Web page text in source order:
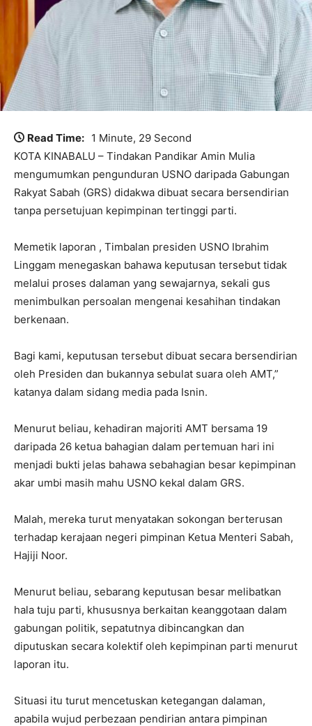
Read Time: 1 Minute, 29 Second
KOTA KINABALU – Tindakan Pandikar Amin Mulia
mengumumkan pengunduran USNO daripada Gabungan
Rakyat Sabah (GRS) didakwa dibuat secara bersendirian
tanpa persetujuan kepimpinan tertinggi parti.
Memetik laporan , Timbalan presiden USNO Ibrahim
Linggam menegaskan bahawa keputusan tersebut tidak
melalui proses dalaman yang sewajarnya, sekali gus
menimbulkan persoalan mengenai kesahihan tindakan
berkenaan.
Bagi kami, keputusan tersebut dibuat secara bersendirian
oleh Presiden dan bukannya sebulat suara oleh AMT,”
katanya dalam sidang media pada Isnin.
Menurut beliau, kehadiran majoriti AMT bersama 19
daripada 26 ketua bahagian dalam pertemuan hari ini
menjadi bukti jelas bahawa sebahagian besar kepimpinan
akar umbi masih mahu USNO kekal dalam GRS.
Malah, mereka turut menyatakan sokongan berterusan
terhadap kerajaan negeri pimpinan Ketua Menteri Sabah,
Hajiji Noor.
Menurut beliau, sebarang keputusan besar melibatkan
hala tuju parti, khususnya berkaitan keanggotaan dalam
gabungan politik, sepatutnya dibincangkan dan
diputuskan secara kolektif oleh kepimpinan parti menurut
laporan itu.
Situasi itu turut mencetuskan ketegangan dalaman,
apabila wujud perbezaan pendirian antara pimpinan